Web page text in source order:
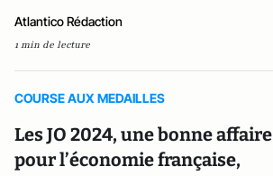
Atlantico Rédaction
1 min de lecture
COURSE AUX MEDAILLES
Les JO 2024, une bonne affaire
pour l’économie française,